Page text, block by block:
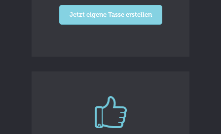
Jetzt eigene Tasse erstellen